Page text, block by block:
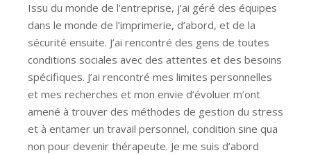
Issu du monde de l’entreprise, j’ai géré des équipes
dans le monde de l’imprimerie, d’abord, et de la
sécurité ensuite. J’ai rencontré des gens de toutes
conditions sociales avec des attentes et des besoins
spécifiques. J’ai rencontré mes limites personnelles
et mes recherches et mon envie d’évoluer m’ont
amené à trouver des méthodes de gestion du stress
et à entamer un travail personnel, condition sine qua
non pour devenir thérapeute. Je me suis d’abord